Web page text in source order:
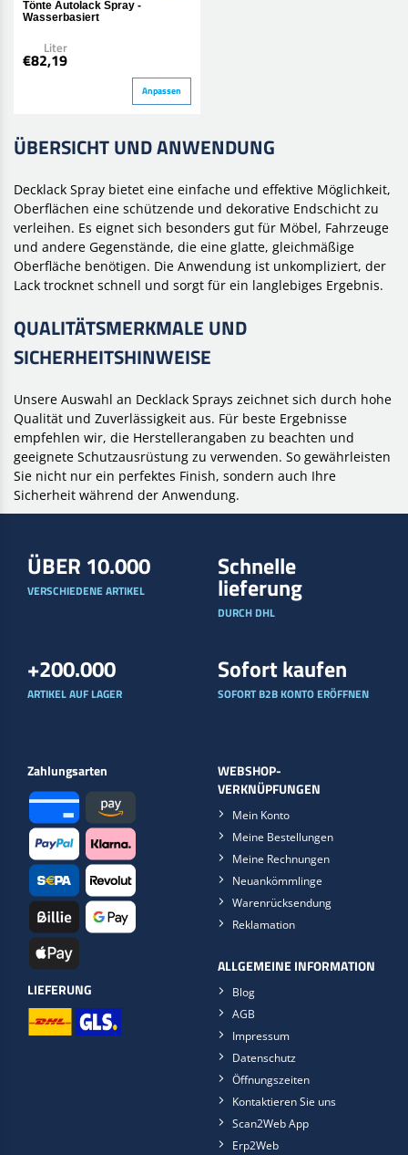
Tönte Autolack Spray -
Wasserbasiert
Liter
€82,19
Anpassen
ÜBERSICHT UND ANWENDUNG
Decklack Spray bietet eine einfache und effektive Möglichkeit,
Oberflächen eine schützende und dekorative Endschicht zu
verleihen. Es eignet sich besonders gut für Möbel, Fahrzeuge
und andere Gegenstände, die eine glatte, gleichmäßige
Oberfläche benötigen. Die Anwendung ist unkompliziert, der
Lack trocknet schnell und sorgt für ein langlebiges Ergebnis.
QUALITÄTSMERKMALE UND
SICHERHEITSHINWEISE
Unsere Auswahl an Decklack Sprays zeichnet sich durch hohe
Qualität und Zuverlässigkeit aus. Für beste Ergebnisse
empfehlen wir, die Herstellerangaben zu beachten und
geeignete Schutzausrüstung zu verwenden. So gewährleisten
Sie nicht nur ein perfektes Finish, sondern auch Ihre
Sicherheit während der Anwendung.
ÜBER 10.000
VERSCHIEDENE ARTIKEL
Schnelle
lieferung
DURCH DHL
+200.000
ARTIKEL AUF LAGER
Sofort kaufen
SOFORT B2B KONTO ERÖFFNEN
Zahlungsarten
LIEFERUNG
WEBSHOP-
VERKNÜPFUNGEN
Mein Konto
Meine Bestellungen
Meine Rechnungen
Neuankömmlinge
Warenrücksendung
Reklamation
ALLGEMEINE INFORMATION
Blog
AGB
Impressum
Datenschutz
Öffnungszeiten
Kontaktieren Sie uns
Scan2Web App
Erp2Web